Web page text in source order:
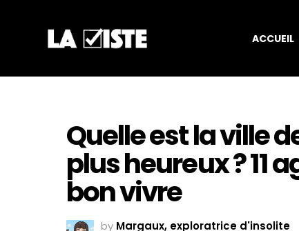
ACCUEIL
Quelle est la ville
plus heureux ? 11
bon vivre
by Margaux, exploratrice d'insolite